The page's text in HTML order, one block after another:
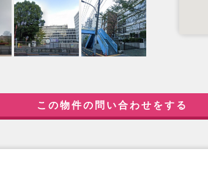
この物件の問い合わせをする